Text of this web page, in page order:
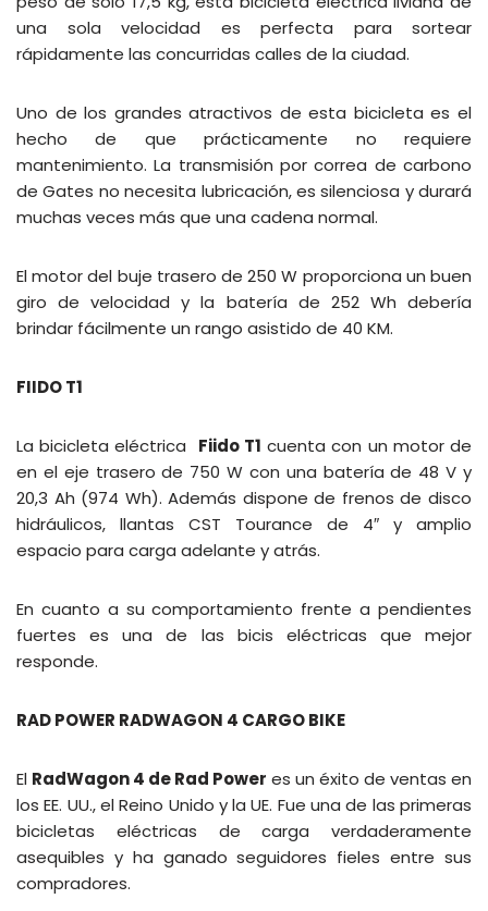
una sola velocidad es perfecta para sortear
rápidamente las concurridas calles de la ciudad.
Uno de los grandes atractivos de esta bicicleta es el
hecho de que prácticamente no requiere
mantenimiento. La transmisión por correa de carbono
de Gates no necesita lubricación, es silenciosa y durará
muchas veces más que una cadena normal.
El motor del buje trasero de 250 W proporciona un buen
giro de velocidad y la batería de 252 Wh debería
brindar fácilmente un rango asistido de 40 KM.
FIIDO T1
La bicicleta eléctrica Fiido T1 cuenta con un motor de
en el eje trasero de 750 W con una batería de 48 V y
20,3 Ah (974 Wh). Además dispone de frenos de disco
hidráulicos, llantas CST Tourance de 4″ y amplio
espacio para carga adelante y atrás.
En cuanto a su comportamiento frente a pendientes
fuertes es una de las bicis eléctricas que mejor
responde.
RAD POWER RADWAGON 4 CARGO BIKE
El RadWagon 4 de Rad Power es un éxito de ventas en
los EE. UU., el Reino Unido y la UE. Fue una de las primeras
bicicletas eléctricas de carga verdaderamente
asequibles y ha ganado seguidores fieles entre sus
compradores.